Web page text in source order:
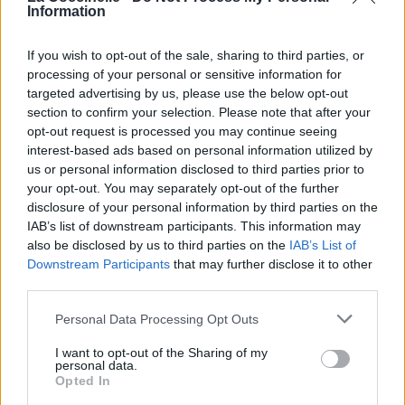
Information
If you wish to opt-out of the sale, sharing to third parties, or
processing of your personal or sensitive information for
targeted advertising by us, please use the below opt-out
section to confirm your selection. Please note that after your
opt-out request is processed you may continue seeing
interest-based ads based on personal information utilized by
us or personal information disclosed to third parties prior to
your opt-out. You may separately opt-out of the further
disclosure of your personal information by third parties on the
IAB’s list of downstream participants. This information may
also be disclosed by us to third parties on the IAB’s List of
Downstream Participants that may further disclose it to other
Personal Data Processing Opt Outs
I want to opt-out of the Sharing of my
personal data.
Opted In
Wit’ your name on it
(Interlude: Nicki Minaj and Ariana Grande)
O-on, on it (On it)
Qu'à toi, qu'à toi (qu'à toi)
O-on, on it
Qu'à toi, qu'à toi
O-on, on it
Qu'à toi, qu'à toi
O-on, on it (but I put your name... on it)
Qu'à toi, qu'à toi (mais j'écrirais ton nom... dessus
(Verse 3: Nicki Minaj)
Yo! He in my startin' five, he get the city live
Yo! Il est dans mon top 5, il fait revivre la ville
These niggas scared, they doing fifty in a fifty-five
I'm tryna clap them like somebody told 'em, "Gimme
J'essaye d'leur niquer la main comme si quelqu'un leur